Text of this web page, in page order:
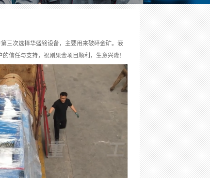
三次选择华盛铭设备，主要用来破碎金矿。液
信任与支持，祝刚果金项目顺利，生意兴隆！